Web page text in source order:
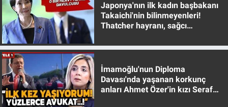
Japonya'nın ilk kadın başbakanı
Takaichi'nin bilinmeyenleri!
Thatcher hayranı, sağcı
İmamoğlu'nun Diploma
Davası'nda yaşanan korkunç
anları Ahmet Özer'in kızı Seraf